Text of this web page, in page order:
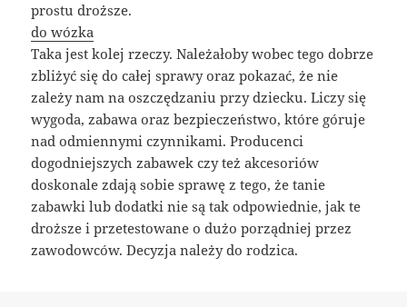
prostu droższe.
do wózka
Taka jest kolej rzeczy. Należałoby wobec tego dobrze
zbliżyć się do całej sprawy oraz pokazać, że nie
zależy nam na oszczędzaniu przy dziecku. Liczy się
wygoda, zabawa oraz bezpieczeństwo, które góruje
nad odmiennymi czynnikami. Producenci
dogodniejszych zabawek czy też akcesoriów
doskonale zdają sobie sprawę z tego, że tanie
zabawki lub dodatki nie są tak odpowiednie, jak te
droższe i przetestowane o dużo porządniej przez
zawodowców. Decyzja należy do rodzica.